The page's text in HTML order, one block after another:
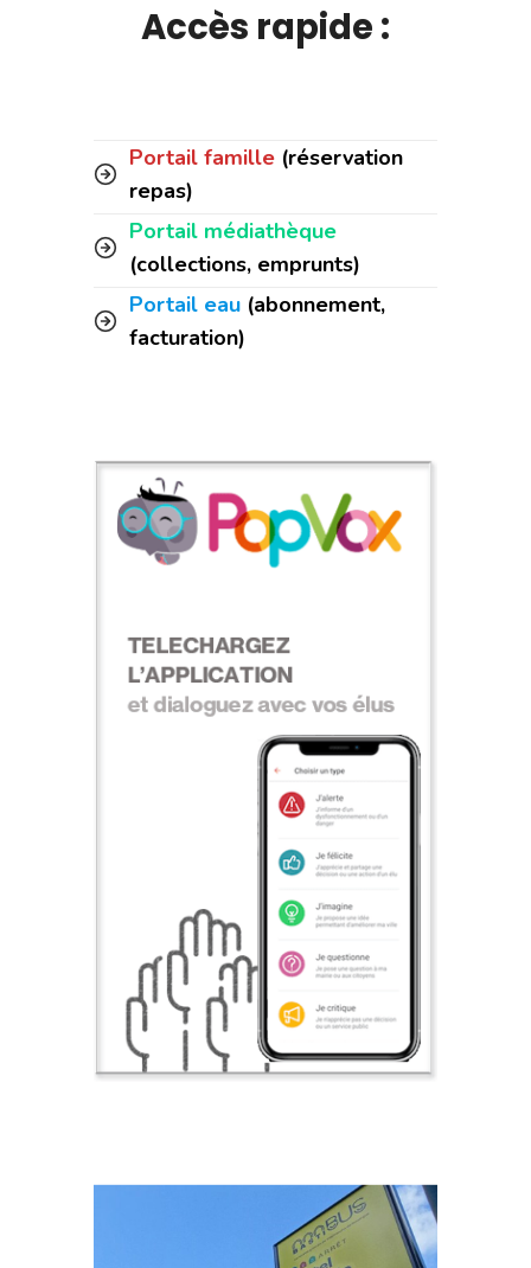
Accès rapide :
Portail famille (réservation
repas)
Portail médiathèque
(collections, emprunts)
Portail eau (abonnement,
facturation)